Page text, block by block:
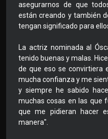
asegurarnos de que
están creando y también
tengan significado para
La actriz nominada al
tenido buenas y malas.
de que eso se convirtiera
mucha confianza y me
y ​​siempre he sabido
muchas cosas en las que
que me pidieran hacer
manera".